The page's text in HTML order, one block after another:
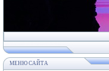
МЕНЮ САЙТА